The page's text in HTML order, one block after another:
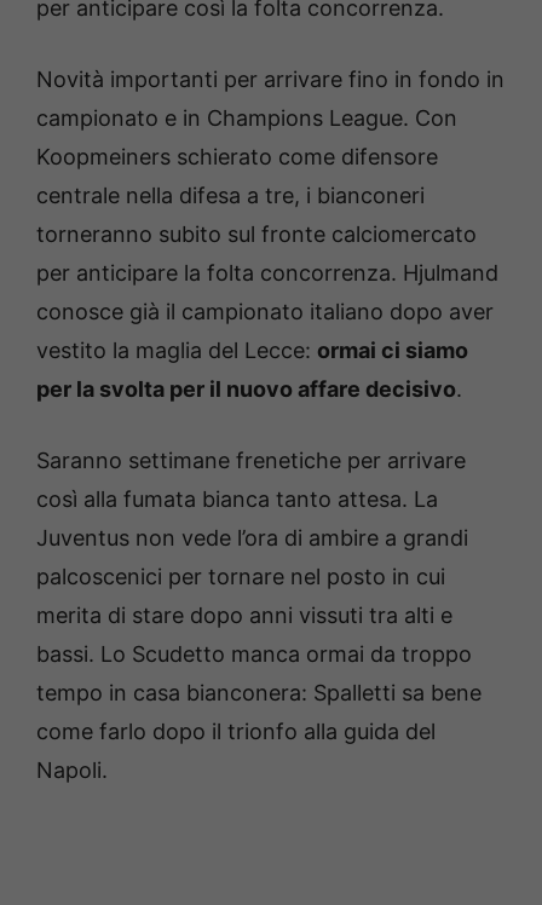
per anticipare così la folta concorrenza.
Novità importanti per arrivare fino in fondo in
campionato e in Champions League. Con
Koopmeiners schierato come difensore
centrale nella difesa a tre, i bianconeri
torneranno subito sul fronte calciomercato
per anticipare la folta concorrenza. Hjulmand
conosce già il campionato italiano dopo aver
vestito la maglia del Lecce: ormai ci siamo
per la svolta per il nuovo affare decisivo.
Saranno settimane frenetiche per arrivare
così alla fumata bianca tanto attesa. La
Juventus non vede l’ora di ambire a grandi
palcoscenici per tornare nel posto in cui
merita di stare dopo anni vissuti tra alti e
bassi. Lo Scudetto manca ormai da troppo
tempo in casa bianconera: Spalletti sa bene
come farlo dopo il trionfo alla guida del
Napoli.